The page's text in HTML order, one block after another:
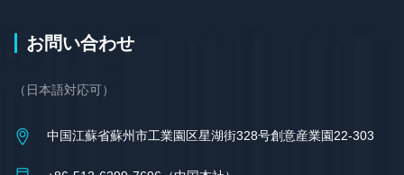
お問い合わせ
（日本語対応可）
中国江蘇省蘇州市工業園区星湖街328号創意産業園22-303